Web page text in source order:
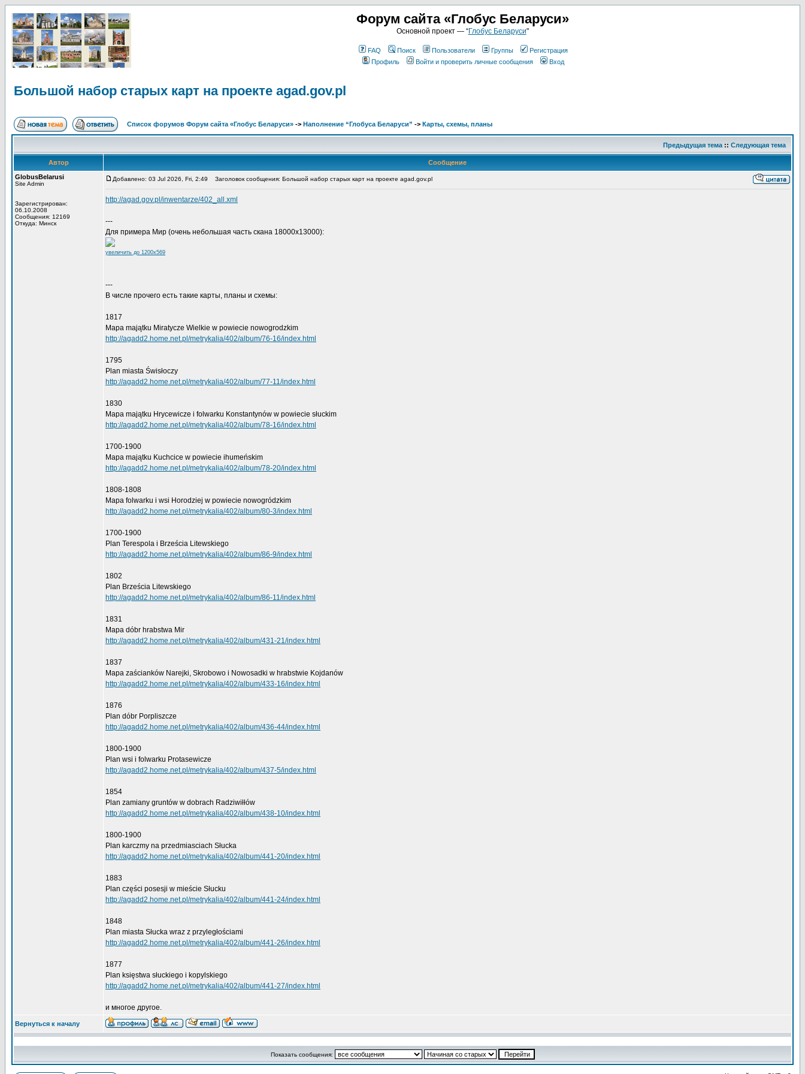
Форум сайта «Глобус Беларуси»
Основной проект — “Глобус Беларуси"
FAQ Поиск Пользователи Группы
Регистрация
Профиль
Войти и проверить личные сообщения Вход
Большой набор старых карт на проекте agad.gov.pl
Список форумов Форум сайта «Глобус Беларуси» -> Наполнение “Глобуса Беларуси” -> Карты, схемы, планы
Предыдущая тема :: Следующая тема
Автор
Сообщение
GlobusBelarusi
Site Admin
Зарегистрирован:
06.10.2008
Сообщения: 12169
Откуда: Минск
Добавлено: 03 Jul 2026, Fri, 2:49 Заголовок сообщения: Большой набор старых карт на проекте agad.gov.pl
http://agad.gov.pl/inwentarze/402_all.xml
---
Для примера Мир (очень небольшая часть скана 18000х13000):
увеличить до 1200x569
---
В числе прочего есть такие карты, планы и схемы:
1817
Mapa majątku Miratycze Wielkie w powiecie nowogrodzkim
http://agadd2.home.net.pl/metrykalia/402/album/76-16/index.html
1795
Plan miasta Świsłoczy
http://agadd2.home.net.pl/metrykalia/402/album/77-11/index.html
1830
Mapa majątku Hrycewicze i folwarku Konstantynów w powiecie słuckim
http://agadd2.home.net.pl/metrykalia/402/album/78-16/index.html
1700-1900
Mapa majątku Kuchcice w powiecie ihumeńskim
http://agadd2.home.net.pl/metrykalia/402/album/78-20/index.html
1808-1808
Mapa folwarku i wsi Horodziej w powiecie nowogródzkim
http://agadd2.home.net.pl/metrykalia/402/album/80-3/index.html
1700-1900
Plan Terespola i Brześcia Litewskiego
http://agadd2.home.net.pl/metrykalia/402/album/86-9/index.html
1802
Plan Brześcia Litewskiego
http://agadd2.home.net.pl/metrykalia/402/album/86-11/index.html
1831
Mapa dóbr hrabstwa Mir
http://agadd2.home.net.pl/metrykalia/402/album/431-21/index.html
1837
Mapa zaścianków Narejki, Skrobowo i Nowosadki w hrabstwie Kojdanów
http://agadd2.home.net.pl/metrykalia/402/album/433-16/index.html
1876
Plan dóbr Porpliszcze
http://agadd2.home.net.pl/metrykalia/402/album/436-44/index.html
1800-1900
Plan wsi i folwarku Protasewicze
http://agadd2.home.net.pl/metrykalia/402/album/437-5/index.html
1854
Plan zamiany gruntów w dobrach Radziwiłłów
http://agadd2.home.net.pl/metrykalia/402/album/438-10/index.html
1800-1900
Plan karczmy na przedmiasciach Słucka
http://agadd2.home.net.pl/metrykalia/402/album/441-20/index.html
1883
Plan części posesji w mieście Słucku
http://agadd2.home.net.pl/metrykalia/402/album/441-24/index.html
1848
Plan miasta Słucka wraz z przyległościami
http://agadd2.home.net.pl/metrykalia/402/album/441-26/index.html
1877
Plan księstwa słuckiego i kopylskiego
http://agadd2.home.net.pl/metrykalia/402/album/441-27/index.html
и многое другое.
Вернуться к началу
Показать сообщения: